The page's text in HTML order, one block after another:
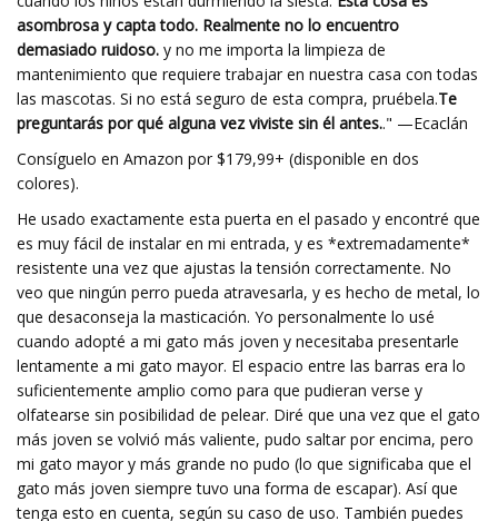
asombrosa y capta todo. Realmente no lo encuentro
demasiado ruidoso. y no me importa la limpieza de
mantenimiento que requiere trabajar en nuestra casa con todas
las mascotas. Si no está seguro de esta compra, pruébela.Te
preguntarás por qué alguna vez viviste sin él antes.." —Ecaclán
Consíguelo en Amazon por $179,99+ (disponible en dos
colores).
He usado exactamente esta puerta en el pasado y encontré que
es muy fácil de instalar en mi entrada, y es *extremadamente*
resistente una vez que ajustas la tensión correctamente. No
veo que ningún perro pueda atravesarla, y es hecho de metal, lo
que desaconseja la masticación. Yo personalmente lo usé
cuando adopté a mi gato más joven y necesitaba presentarle
lentamente a mi gato mayor. El espacio entre las barras era lo
suficientemente amplio como para que pudieran verse y
olfatearse sin posibilidad de pelear. Diré que una vez que el gato
más joven se volvió más valiente, pudo saltar por encima, pero
mi gato mayor y más grande no pudo (lo que significaba que el
gato más joven siempre tuvo una forma de escapar). Así que
tenga esto en cuenta, según su caso de uso. También puedes